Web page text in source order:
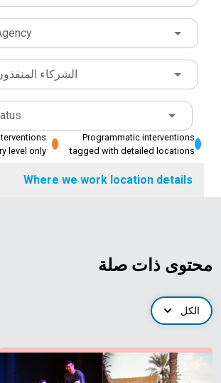
الشركاء
Programmatic interventions
tagged with detailed locations
level only
Where we work location details
محتوى ذات صلة
الكل